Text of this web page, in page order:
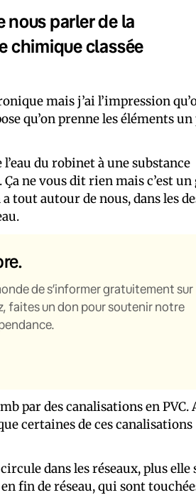
nous parler de la
chimique classée
mais j’ai l’impression
qu’on prenne les éléments un
du robinet à une substance
ne vous dit rien mais c’est un
tout autour de nous, dans les
de s’informer gratuitement sur
faites un don pour soutenir notre
par des canalisations en PVC.
certaines de ces canalisations
dans les réseaux, plus elle
fin de réseau, qui sont